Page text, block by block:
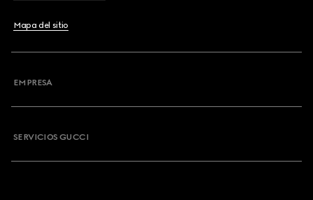
Mapa del sitio
EMPRESA
SERVICIOS GUCCI